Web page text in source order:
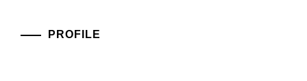
PROFILE